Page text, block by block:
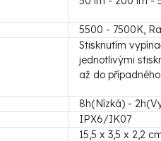
5500 - 7500K,
Stisknutím
jednotlivými
až do
8h(Nízká) -
IPX6/IK07
15,5 x 3,5 x 2,2